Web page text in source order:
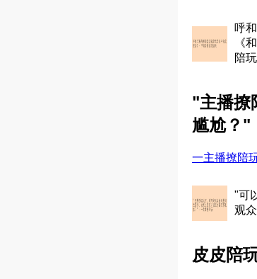
呼
《
陪
"主播撩
尴尬？"
一主播撩陪
"可
观
皮皮陪